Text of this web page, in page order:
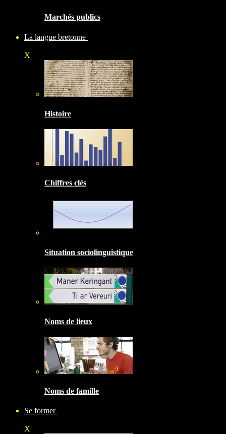
Marchés publics
La langue bretonne
X
Histoire
Chiffres clés
Situation sociolinguistique
Noms de lieux
Noms de famille
Se former
X